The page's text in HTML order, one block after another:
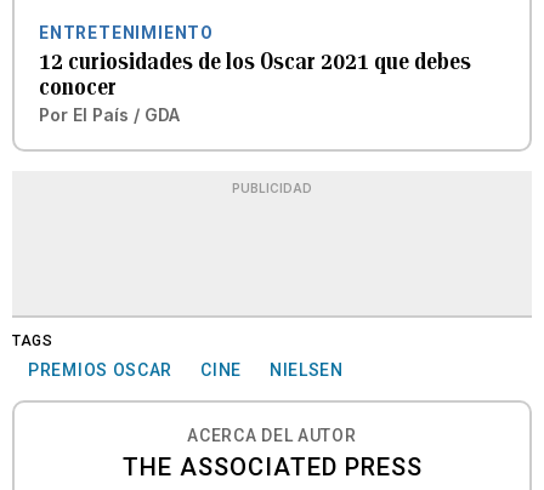
ENTRETENIMIENTO
12 curiosidades de los Oscar 2021 que debes
conocer
Por El País / GDA
PUBLICIDAD
TAGS
PREMIOS OSCAR CINE NIELSEN
ACERCA DEL AUTOR
THE ASSOCIATED PRESS